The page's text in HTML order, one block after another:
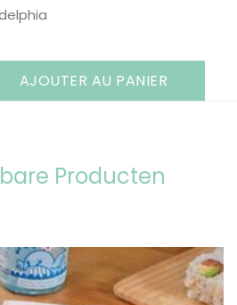
AJOUTER AU PANIER
Producten